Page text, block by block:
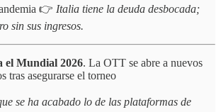
👉 Italia tiene la deuda desbocada;
sin sus ingresos.
el Mundial 2026. La OTT se abre a nuevos
tras asegurarse el torneo
se ha acabado lo de las plataformas de